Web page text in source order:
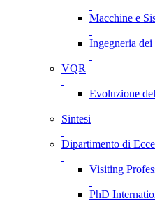
Macchine e
Ingegneria
VQR
Evoluzione
Sintesi
Dipartimento di
Visiting
PhD